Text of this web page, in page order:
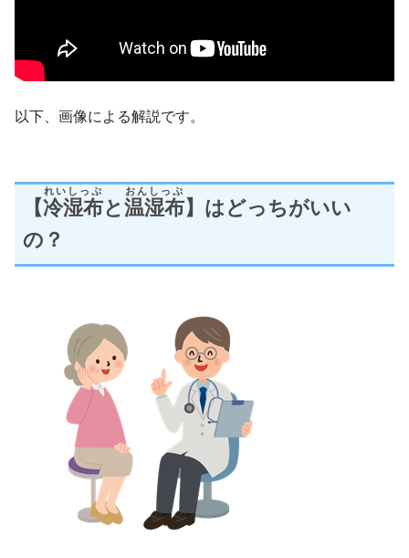
以下、画像による解説です。
【冷湿布
れいしっぷ
と温湿布
おんしっぷ
】はどっちがいい
の？